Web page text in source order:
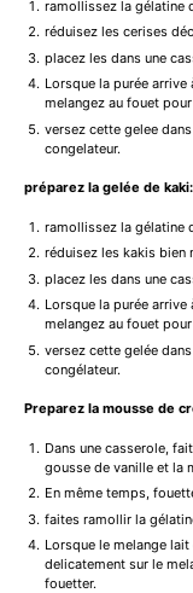
ramollissez la gélatine
réduisez les cerises
placez les dans une
Lorsque la purée
melangez au fouet
versez cette gelee
congelateur.
préparez la gelée de kaki:
ramollissez la gélatine
réduisez les kakis bien
placez les dans une
Lorsque la purée
melangez au fouet
versez cette gelée
congélateur.
Preparez la mousse de
Dans une casserole,
gousse de vanille et la
En même temps,
faites ramollir la
Lorsque le melange
delicatement sur le
fouetter.